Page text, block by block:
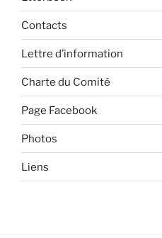
Contacts
Lettre d’information
Charte du Comité
Page Facebook
Photos
Liens